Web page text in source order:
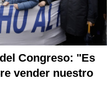
Congreso: "Es
vender nuestro